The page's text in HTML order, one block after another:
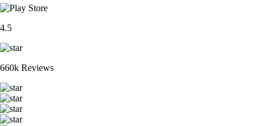
4.5
660k Reviews